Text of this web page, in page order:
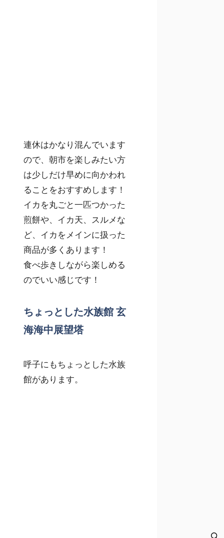
連休はかなり混んでいます
ので、朝市を楽しみたい方
は少しだけ早めに向かわれ
ることをおすすめします！
イカを丸ごと一匹つかった
煎餅や、イカ天、スルメな
ど、イカをメインに扱った
商品が多くあります！
食べ歩きしながら楽しめる
のでいい感じです！
ちょっとした水族館 玄
海海中展望塔
呼子にもちょっとした水族
館があります。